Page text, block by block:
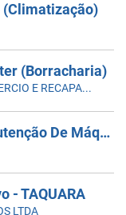
(Climatização)
(Borracharia)
ATUAL PNEUS - COMERCIO E RECAPAGEM
Encarregado De Manutenção De Máquinas E Equipamentos
- TAQUARA
LTDA